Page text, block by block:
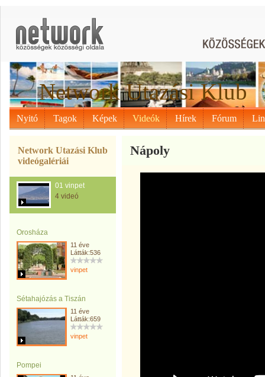
Network Utazási Klub
Nyitó Tagok Képek Videók Hírek Fórum
Network Utazási Klub
videógalériái
01 vinpet
4 videó
Orosháza
11 éve
Látták:536
vinpet
Sétahajózás a Tiszán
11 éve
Látták:659
vinpet
Pompei
Nápoly